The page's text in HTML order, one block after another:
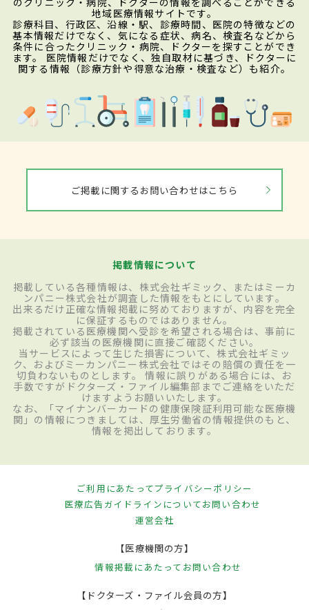
地域医療情報サイトです。
診療科目、行政区、沿線・駅、診療時間、医院の特徴などの
基本情報だけでなく、気になる症状、病名、検査名などから
条件に合ったクリニック・病院、ドクターを探すことができ
ます。 医院情報だけでなく、独自取材に基づき、ドクターに
関する情報（診療方針や得意な治療・検査など）も紹介。
ご掲載に関するお問い合わせはこちら
掲載情報について
掲載している各種情報は、株式会社ギミック、またはミーカ
ンパニー株式会社が調査した情報をもとにしています。
出来るだけ正確な情報掲載に努めておりますが、内容を完全
に保証するものではありません。
掲載されている医療機関へ受診を希望される場合は、事前に
必ず該当の医療機関に直接ご確認ください。
当サービスによって生じた損害について、株式会社ギミッ
ク、およびミーカンパニー株式会社ではその賠償の責任を一
切負わないものとします。 情報に誤りがある場合には、お
手数ですがドクターズ・ファイル編集部までご連絡をいただ
けますようお願いいたします。
なお、「マイナンバーカードの健康保険証利用可能な医療機
関」の情報につきましては、厚生労働省の情報提供のもと、
情報を掲出しております。
ご利用にあたってプライバシーポリシー
医療広告ガイドラインについてお問い合わせ
運営会社
【医療機関の方】
情報掲載にあたって お問い合わせ
【ドクターズ・ファイル会員の方】